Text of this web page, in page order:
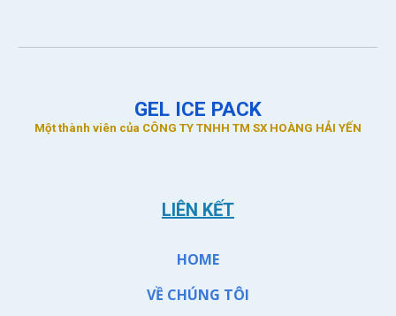
GEL ICE PACK
Một thành viên của CÔNG TY TNHH TM SX HOÀNG HẢI YẾN
LIÊN KẾT
HOME
VỀ CHÚNG TÔI